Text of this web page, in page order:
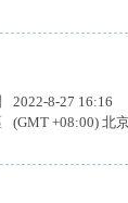
2022-8-27 16:16
(GMT +08:00) 北